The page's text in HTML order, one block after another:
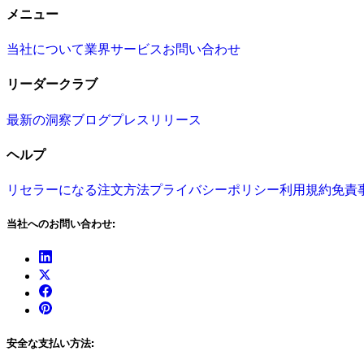
メニュー
当社について業界サービスお問い合わせ
リーダークラブ
最新の洞察ブログプレスリリース
ヘルプ
リセラーになる注文方法プライバシーポリシー利用規約免責
当社へのお問い合わせ:
安全な支払い方法: